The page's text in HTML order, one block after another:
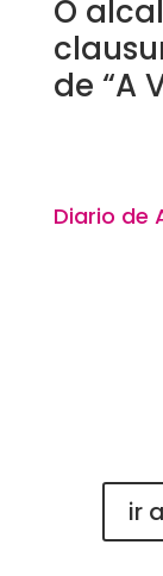
O
de “A
Diario de
ir